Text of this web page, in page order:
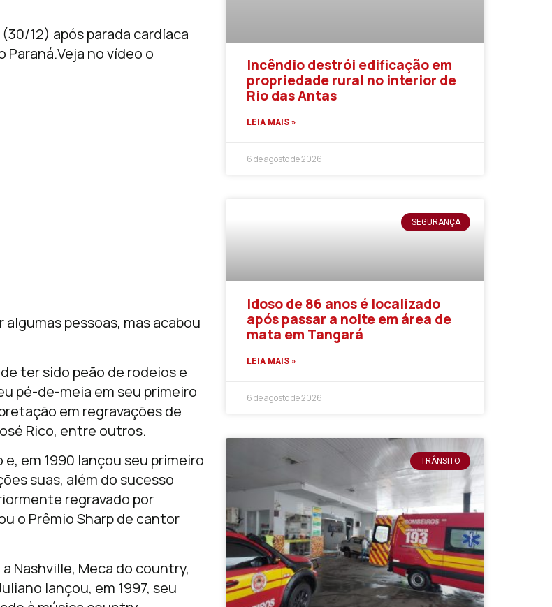
12) após parada cardíaca
no vídeo o
pessoas, mas acabou
ter sido peão de rodeios e
pé-de-meia em seu primeiro
em regravações de
Rico, entre outros.
em 1990 lançou seu primeiro
suas, além do sucesso
regravado por
o Prêmio Sharp de cantor
Nashville, Meca do country,
lançou, em 1997, seu
Incêndio destrói edificação em
propriedade rural no interior de
Rio das Antas
LEIA MAIS »
6 de agosto de 2026
SEGURANÇA
Idoso de 86 anos é localizado
após passar a noite em área de
mata em Tangará
LEIA MAIS »
6 de agosto de 2026
TRÂNSITO